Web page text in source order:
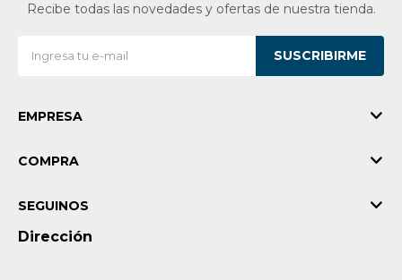
Recibe todas las novedades y ofertas de nuestra tienda.
SUSCRIBIRME
EMPRESA
COMPRA
Dirección
SEGUINOS